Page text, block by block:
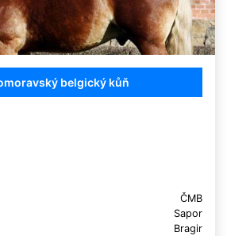
belgický kůň
ČMB
Sapor
Bragir